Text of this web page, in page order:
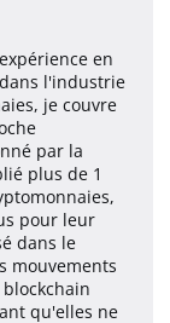
en
l'industrie
je couvre
par la
plus de 1
pour leur
dans le
mouvements
qu'elles ne